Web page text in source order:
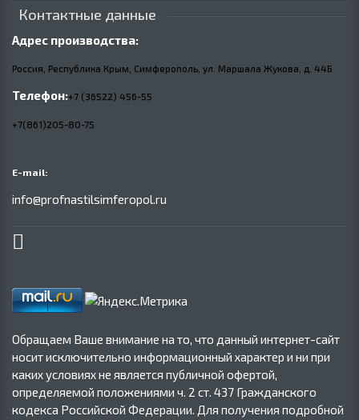
Контактные данные
Адрес производства:
Россия, Республика Крым, Симферополь, ул. Маршала Жукова, д. 44Б
Телефон:+7 (36522) 456-55
+7(861)205-80-75
E-mail:
info@profnastilsimferopol.ru
Обращаем Ваше внимание на то, что данный интернет-сайт
носит исключительно информационный характер и ни при
каких условиях не является публичной офертой,
определяемой положениями ч. 2 ст. 437 Гражданского
кодекса Российской Федерации. Для получения подробной